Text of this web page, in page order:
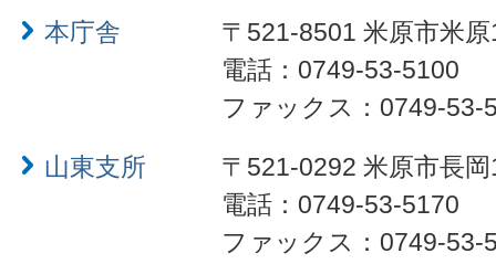
本庁舎
〒521-8501 米原市米
電話：0749-53-5100
ファックス：0749-53-
山東支所
〒521-0292 米原市長
電話：0749-53-5170
ファックス：0749-53-